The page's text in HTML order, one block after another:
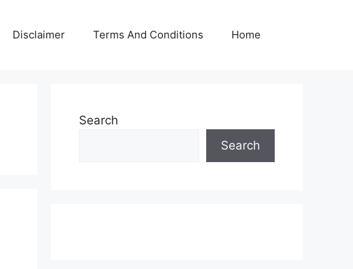
Disclaimer Terms And Conditions Home
Search
Search